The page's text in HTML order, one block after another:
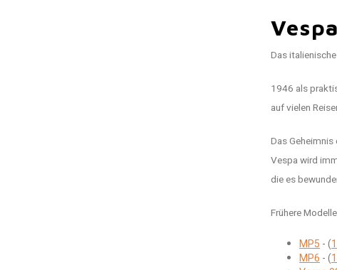
Vespa
Das
1946 als
auf vielen
Das
Vespa wird
die es
Frühere
MP5 - (
MP6 - (